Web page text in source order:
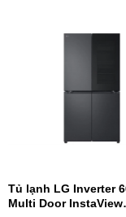
Tủ lạnh LG Inverter
Multi Door InstaView